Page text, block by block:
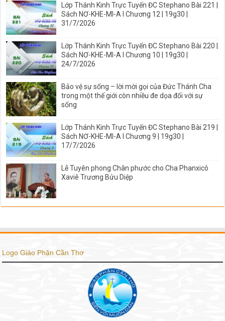
Lớp Thánh Kinh Trực Tuyến ĐC Stephano Bài 221 |
Sách NƠ-KHE-MI-A I Chương 12 | 19g30 |
31/7/2026
Lớp Thánh Kinh Trực Tuyến ĐC Stephano Bài 220 |
Sách NƠ-KHE-MI-A I Chương 10 | 19g30 |
24/7/2026
Bảo vệ sự sống – lời mời gọi của Đức Thánh Cha
trong một thế giới còn nhiều đe dọa đối với sự
sống
Lớp Thánh Kinh Trực Tuyến ĐC Stephano Bài 219 |
Sách NƠ-KHE-MI-A I Chương 9 | 19g30 |
17/7/2026
Lễ Tuyên phong Chân phước cho Cha Phanxicô
Xaviê Trương Bửu Diệp
Logo Giáo Phận Cần Thơ